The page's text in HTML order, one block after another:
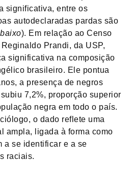
significativa, entre os
autodeclaradas pardas são
). Em relação ao Censo
Prandi, da USP,
significativa na composição
brasileiro. Ele pontua
a presença de negros
7,2%, proporção superior
negra em todo o país.
o dado reflete uma
ampla, ligada à forma como
a se identificar e a se
raciais.